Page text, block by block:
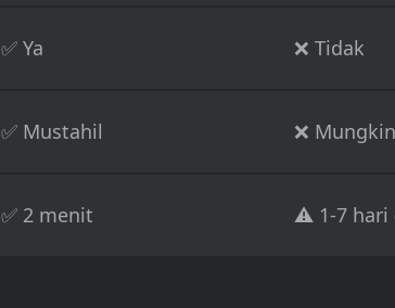
✅ Ya ❌ Tidak
✅ Mustahil ❌ Mungkin
✅ 2 menit ⚠️ 1-7 hari